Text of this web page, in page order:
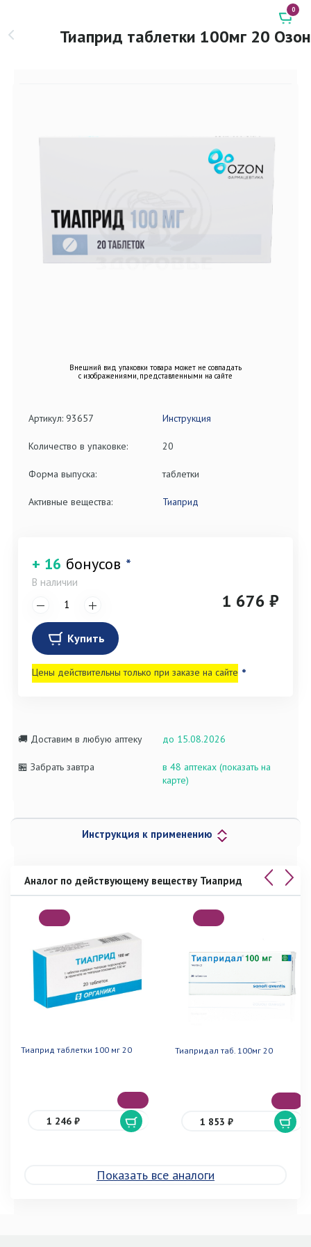
Тиаприд таблетки 100мг 20 Озон
0
Внешний вид упаковки товара может не совпадать
с изображениями, представленными на сайте
Артикул: 93657 Инструкция
Количество в упаковке: 20
Форма выпуска: таблетки
Активные вещества: Тиаприд
+ 16 бонусов *
В наличии
1 676 ₽
Купить
Цены действительны только при заказе на сайте *
🚚 Доставим в любую аптеку до 15.08.2026
🏪 Забрать завтра
в 48 аптеках (показать на
карте)
Инструкция к применению
Аналог по действующему веществу Тиаприд
Тиаприд таблетки 100 мг 20
1 246 ₽
Тиапридал таб. 100мг 20
1 853 ₽
Показать все аналоги